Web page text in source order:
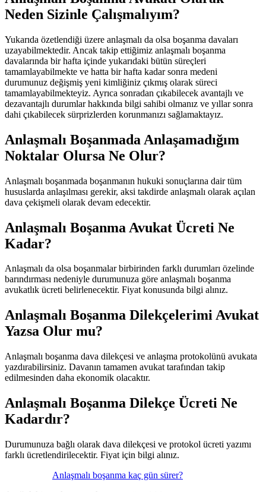
Neden Sizinle Çalışmalıyım?
Yukarıda özetlendiği üzere anlaşmalı da olsa boşanma davaları
uzayabilmektedir. Ancak takip ettiğimiz anlaşmalı boşanma
davalarında bir hafta içinde yukarıdaki bütün süreçleri
tamamlayabilmekte ve hatta bir hafta kadar sonra medeni
durumunuz değişmiş yeni kimliğiniz çıkmış olarak süreci
tamamlayabilmekteyiz. Ayrıca sonradan çıkabilecek avantajlı ve
dezavantajlı durumlar hakkında bilgi sahibi olmanız ve yıllar sonra
dahi çıkabilecek sürprizlerden korunmanızı sağlamaktayız.
Anlaşmalı Boşanmada Anlaşamadığım
Noktalar Olursa Ne Olur?
Anlaşmalı boşanmada boşanmanın hukuki sonuçlarına dair tüm
hususlarda anlaşılması gerekir, aksi takdirde anlaşmalı olarak açılan
dava çekişmeli olarak devam edecektir.
Anlaşmalı Boşanma Avukat Ücreti Ne
Kadar?
Anlaşmalı da olsa boşanmalar birbirinden farklı durumları özelinde
barındırması nedeniyle durumunuza göre anlaşmalı boşanma
avukatlık ücreti belirlenecektir. Fiyat konusunda bilgi alınız.
Anlaşmalı Boşanma Dilekçelerimi Avukat
Yazsa Olur mu?
Anlaşmalı boşanma dava dilekçesi ve anlaşma protokolünü avukata
yazdırabilirsiniz. Davanın tamamen avukat tarafından takip
edilmesinden daha ekonomik olacaktır.
Anlaşmalı Boşanma Dilekçe Ücreti Ne
Kadardır?
Durumunuza bağlı olarak dava dilekçesi ve protokol ücreti yazımı
farklı ücretlendirilecektir. Fiyat için bilgi alınız.
Anlaşmalı boşanma kaç gün sürer?